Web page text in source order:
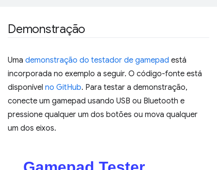
Demonstração
Uma demonstração do testador de gamepad está
incorporada no exemplo a seguir. O código-fonte está
disponível no GitHub. Para testar a demonstração,
conecte um gamepad usando USB ou Bluetooth e
pressione qualquer um dos botões ou mova qualquer
um dos eixos.